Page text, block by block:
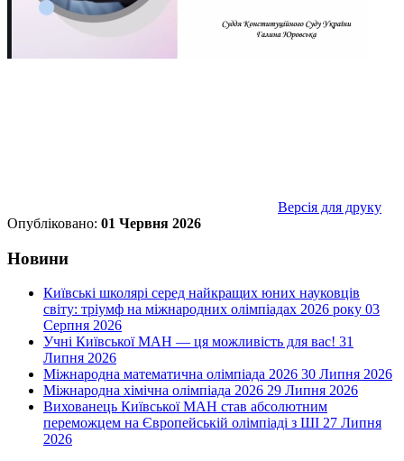
Версія для друку
Опубліковано: 01 Червня 2026
Новини
Київські школярі серед найкращих юних науковців
світу: тріумф на міжнародних олімпіадах 2026 року 03
Серпня 2026
Учні Київської МАН — ця можливість для вас! 31
Липня 2026
Міжнародна математична олімпіада 2026 30 Липня 2026
Міжнародна хімічна олімпіада 2026 29 Липня 2026
Вихованець Київської МАН став абсолютним
переможцем на Європейській олімпіаді з ШІ 27 Липня
2026